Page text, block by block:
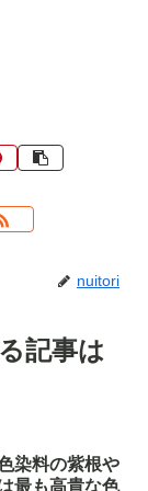
nuitori
記事は
染料の紫根や
最も高貴な色